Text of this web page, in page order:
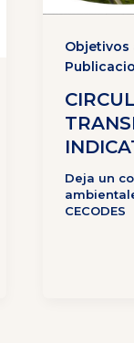
Objetivos
Deja un
CECODES